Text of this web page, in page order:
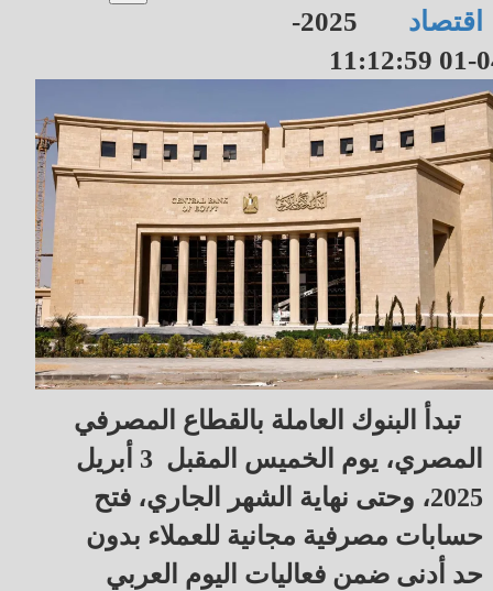
اقتصاد
2025-
04-01
تبدأ البنوك العاملة بالقطاع المصرفي
المصري، يوم الخميس المقبل 3 أبريل
2025، وحتى نهاية الشهر الجاري، فتح
حسابات مصرفية مجانية للعملاء بدون
حد أدنى ضمن فعاليات اليوم العربي